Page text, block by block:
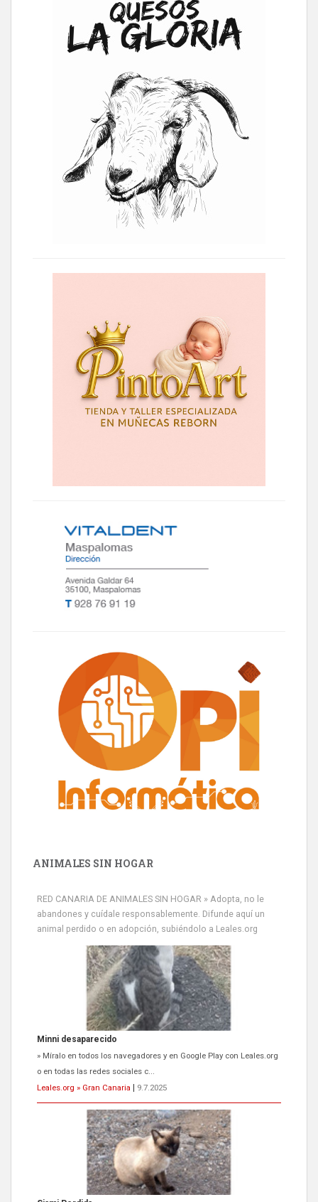
ANIMALES SIN HOGAR
RED CANARIA DE ANIMALES SIN HOGAR » Adopta, no le
abandones y cuídale responsablemente. Difunde aquí un
animal perdido o en adopción, subiéndolo a Leales.org
Minni desaparecido
» Míralo en todos los navegadores y en Google Play con Leales.org
o en todas las redes sociales c...
Leales.org » Gran Canaria
9.7.2025